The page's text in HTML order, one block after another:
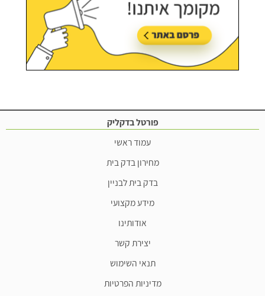
פורטל בדקליק
עמוד ראשי
מחירון בדק בית
בדק בית לבניין
מידע מקצועי
אודותינו
יצירת קשר
תנאי השימוש
מדיניות הפרטיות